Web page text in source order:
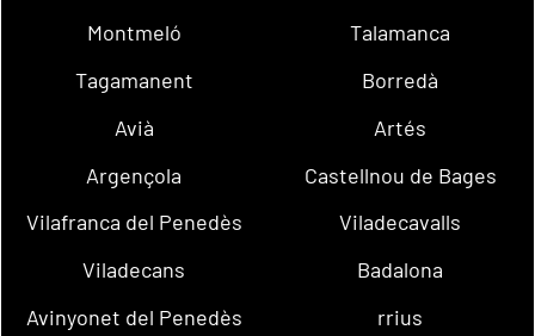
Montmeló
Talamanca
Tagamanent
Borredà
Avià
Artés
Argençola
Castellnou de Bages
Vilafranca del Penedès
Viladecavalls
Viladecans
Badalona
Avinyonet del Penedès
rrius